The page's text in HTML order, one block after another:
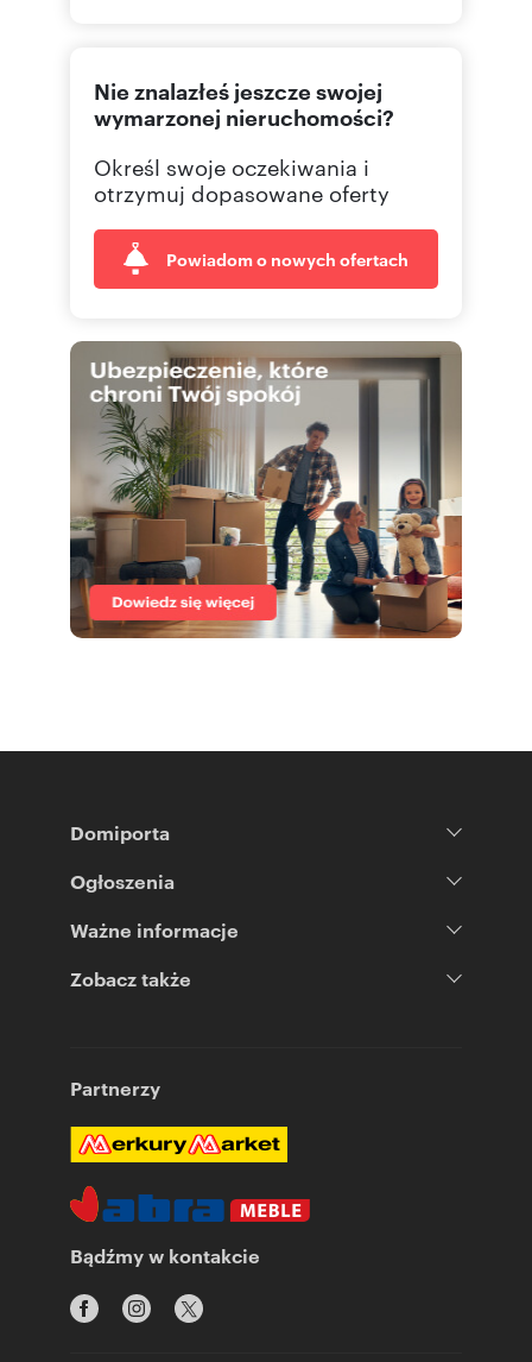
Nie znalazłeś jeszcze swojej
wymarzonej nieruchomości?
Określ swoje oczekiwania i
otrzymuj dopasowane oferty
Powiadom o nowych ofertach
Domiporta
Ogłoszenia
Ważne informacje
Zobacz także
Partnerzy
Bądźmy w kontakcie